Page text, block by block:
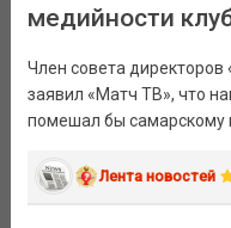
медийности
Член совета
заявил «Матч ТВ», что
помешал бы самарскому
Лента новостей